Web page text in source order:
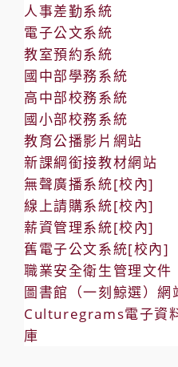
人事差勤系統
電子公文系統
教室預約系統
國中部學務系統
高中部校務系統
國小部校務系統
教育公播影片網站
新課綱銜接教材網站
無聲廣播系統[校內]
線上請購系統[校內]
薪資管理系統[校內]
舊電子公文系統[校內]
職業安全衛生管理文件
圖書館（一刻鯨選）網
Culturegrams電子資
庫